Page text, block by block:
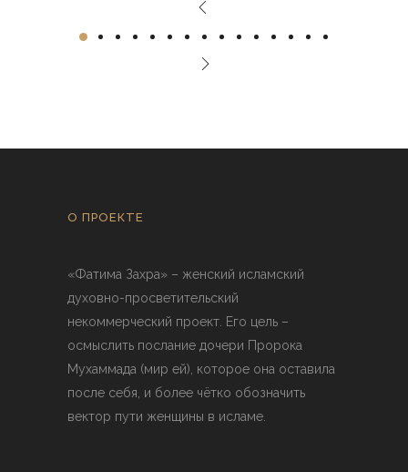
О ПРОЕКТЕ
«Фатима Захра» – женский исламский
духовно-просветительский
некоммерческий проект. Его цель –
осмыслить послание дочери Пророка
Мухаммада (мир ей), которое она оставила
после себя, и более чётко обозначить
вектор пути женщины в исламе.